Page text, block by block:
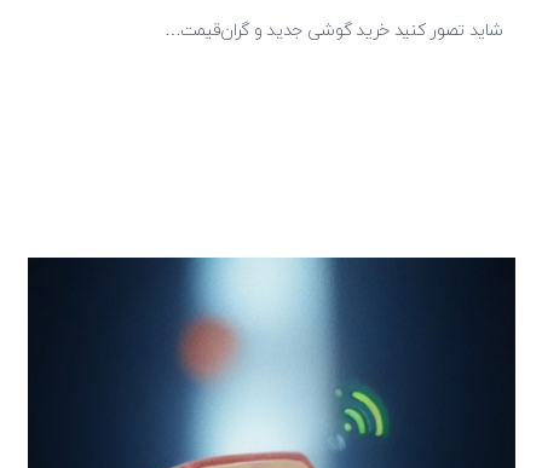
شاید تصور کنید خرید گوشی جدید و گران‌قیمت…